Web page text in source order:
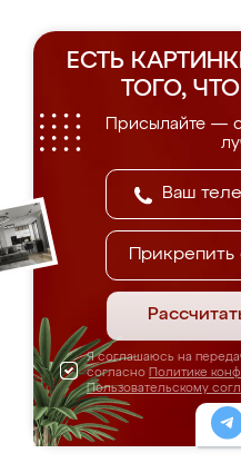
ЕСТЬ
ТОГО,
Присылайте —
Прикрепить
Я соглашаюсь на
согласно Политике
Пользовательскому